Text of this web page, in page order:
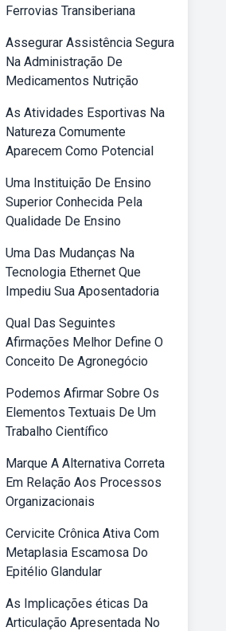
Ferrovias Transiberiana
Assegurar Assistência Segura
Na Administração De
Medicamentos Nutrição
As Atividades Esportivas Na
Natureza Comumente
Aparecem Como Potencial
Uma Instituição De Ensino
Superior Conhecida Pela
Qualidade De Ensino
Uma Das Mudanças Na
Tecnologia Ethernet Que
Impediu Sua Aposentadoria
Qual Das Seguintes
Afirmações Melhor Define O
Conceito De Agronegócio
Podemos Afirmar Sobre Os
Elementos Textuais De Um
Trabalho Científico
Marque A Alternativa Correta
Em Relação Aos Processos
Organizacionais
Cervicite Crônica Ativa Com
Metaplasia Escamosa Do
Epitélio Glandular
As Implicações éticas Da
Articulação Apresentada No